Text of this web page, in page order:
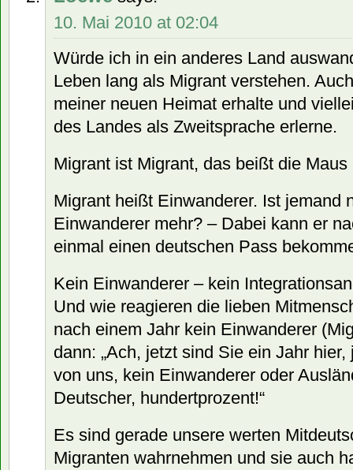
10. Mai 2010 at 02:04
Würde ich in ein anderes Land
Leben lang als Migrant verstehen.
meiner neuen Heimat erhalte und
des Landes als Zweitsprache erlerne.
Migrant ist Migrant, das beißt die
Migrant heißt Einwanderer. Ist jemand
Einwanderer mehr? – Dabei kann er
einmal einen deutschen Pass
Kein Einwanderer – kein
Und wie reagieren die lieben
nach einem Jahr kein Einwanderer
dann: „Ach, jetzt sind Sie ein Jahr
von uns, kein Einwanderer oder
Deutscher, hundertprozent!“
Es sind gerade unsere werten
Migranten wahrnehmen und sie auch